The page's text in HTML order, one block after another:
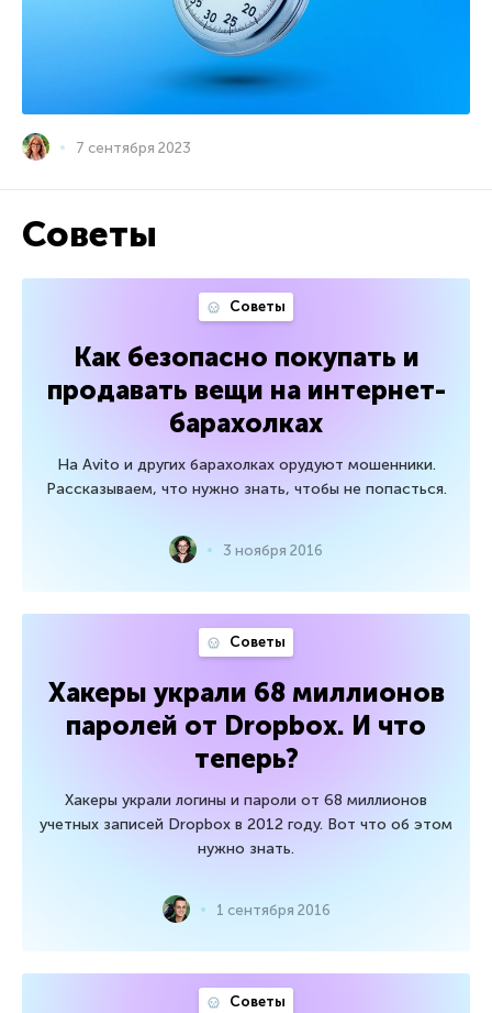
7 сентября 2023
Советы
Советы
Как безопасно покупать и
продавать вещи на интернет-
барахолках
На Avito и других барахолках орудуют мошенники.
Рассказываем, что нужно знать, чтобы не попасться.
3 ноября 2016
Советы
Хакеры украли 68 миллионов
паролей от Dropbox. И что
теперь?
Хакеры украли логины и пароли от 68 миллионов
учетных записей Dropbox в 2012 году. Вот что об этом
нужно знать.
1 сентября 2016
Советы